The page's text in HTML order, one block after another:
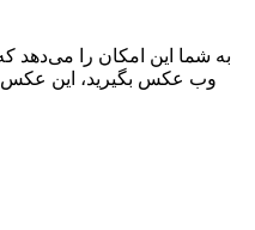
وب عکس بگیرید، این عکس